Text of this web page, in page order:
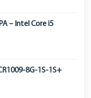
– Intel Core i5
8G-1S-1S+